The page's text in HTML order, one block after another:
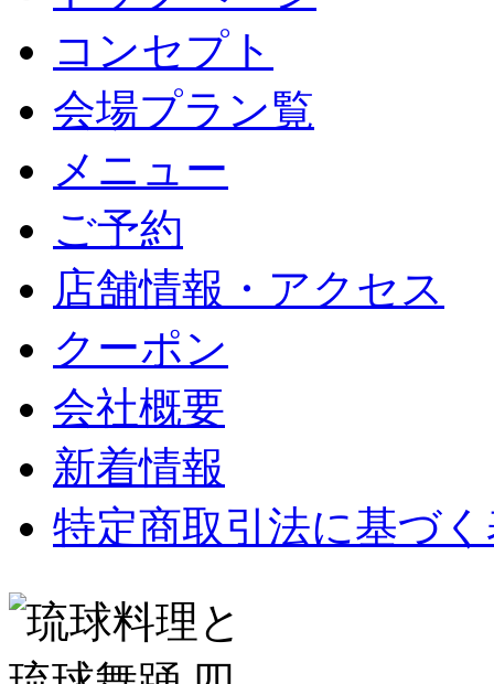
コンセプト
会場プラン覧
メニュー
ご予約
店舗情報・アクセス
クーポン
会社概要
新着情報
特定商取引法に基づ